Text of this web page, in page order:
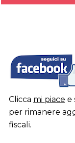
Clicca mi piace e
per rimanere
fiscali.